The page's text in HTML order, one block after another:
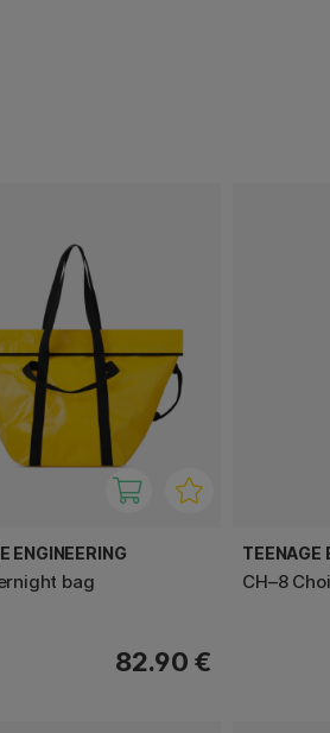
ENGINEERING
bag
82.90 €
TEENAGE
CH–8